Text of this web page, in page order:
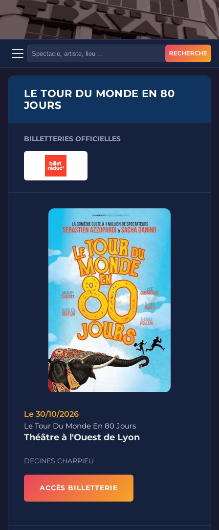
RECHERCHE
LE TOUR DU MONDE EN 80
JOURS
BILLETTERIES OFFICIELLES
Le 30/10/2026
Le Tour Du Monde En 80 Jours
Théâtre à l'Ouest de Lyon
DECINES CHARPIEU
ACCÈS BILLETTERIE